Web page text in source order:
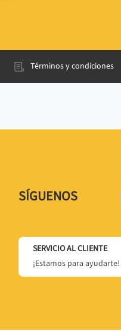
Términos y condiciones
SÍGUENOS
SERVICIO AL CLIENTE
¡Estamos para